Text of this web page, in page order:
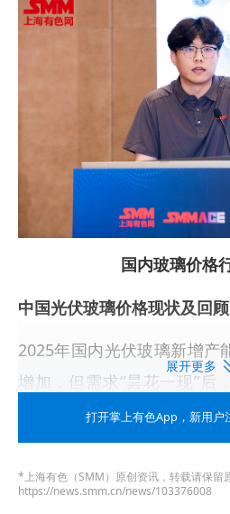
国内玻璃价格
中国光伏玻璃价格现状及回顾
2025年国内光伏玻璃新增产
增加，但需求“昙花一现”后
势，价格呈现先跌后涨局面。
2025年1月-春节期间，国内
展开更多
打开掌上有色App ，新用
*上海有色（SMM）原创资讯，转载请保留
https://news.smm.cn/news/103376008